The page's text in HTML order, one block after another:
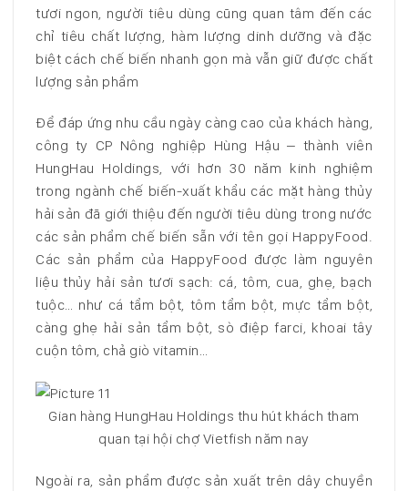
tươi ngon, người tiêu dùng cũng quan tâm đến các
chỉ tiêu chất lượng, hàm lượng dinh dưỡng và đặc
biệt cách chế biến nhanh gọn mà vẫn giữ được chất
lượng sản phẩm
Để đáp ứng nhu cầu ngày càng cao của khách hàng,
công ty CP Nông nghiệp Hùng Hậu – thành viên
HungHau Holdings, với hơn 30 năm kinh nghiệm
trong ngành chế biến-xuất khẩu các mặt hàng thủy
hải sản đã giới thiệu đến người tiêu dùng trong nước
các sản phẩm chế biến sẵn với tên gọi HappyFood.
Các sản phẩm của HappyFood được làm nguyên
liệu thủy hải sản tươi sạch: cá, tôm, cua, ghẹ, bạch
tuộc… như cá tẩm bột, tôm tẩm bột, mực tẩm bột,
càng ghẹ hải sản tẩm bột, sò điệp farci, khoai tây
cuộn tôm, chả giò vitamin…
Gian hàng HungHau Holdings thu hút khách tham
quan tại hội chợ Vietfish năm nay
Ngoài ra, sản phẩm được sản xuất trên dây chuyền